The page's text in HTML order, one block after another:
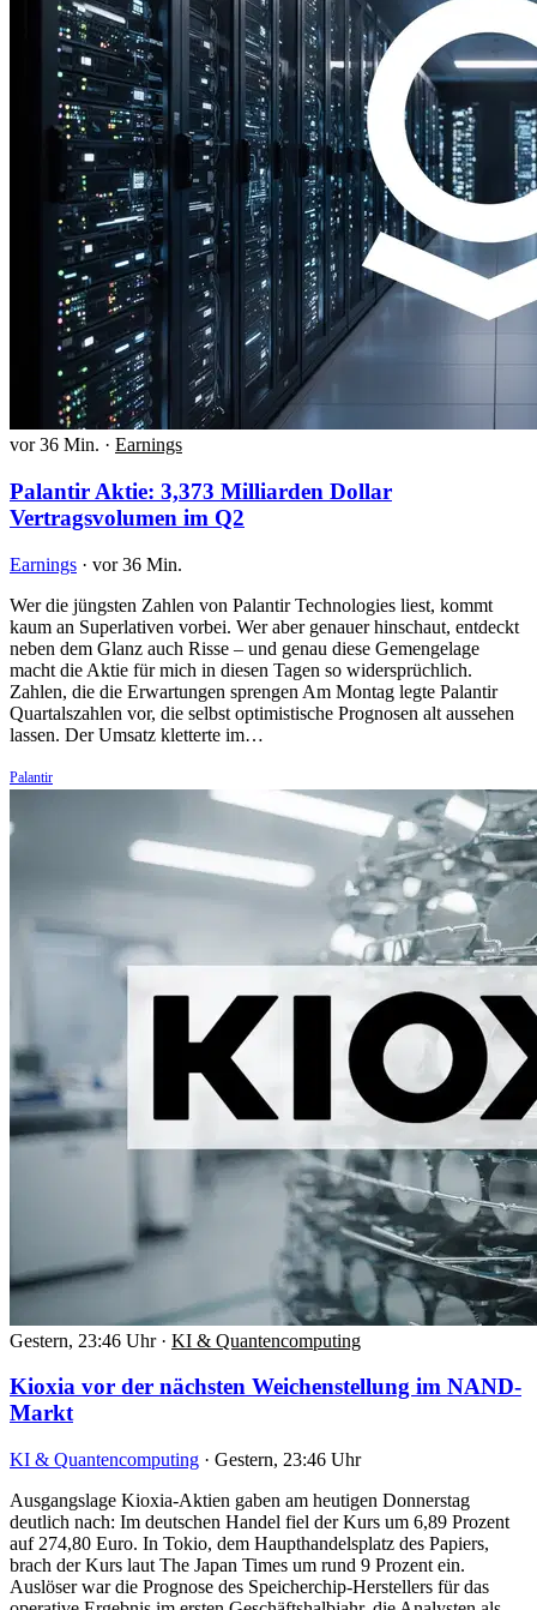
vor 36 Min. · Earnings
Palantir Aktie: 3,373 Milliarden Dollar
Vertragsvolumen im Q2
Earnings · vor 36 Min.
Wer die jüngsten Zahlen von Palantir Technologies liest, kommt
kaum an Superlativen vorbei. Wer aber genauer hinschaut, entdeckt
neben dem Glanz auch Risse – und genau diese Gemengelage
macht die Aktie für mich in diesen Tagen so widersprüchlich.
Zahlen, die die Erwartungen sprengen Am Montag legte Palantir
Quartalszahlen vor, die selbst optimistische Prognosen alt aussehen
lassen. Der Umsatz kletterte im…
Palantir
Gestern, 23:46 Uhr · KI & Quantencomputing
Kioxia vor der nächsten Weichenstellung im NAND-
Markt
KI & Quantencomputing · Gestern, 23:46 Uhr
Ausgangslage Kioxia-Aktien gaben am heutigen Donnerstag
deutlich nach: Im deutschen Handel fiel der Kurs um 6,89 Prozent
auf 274,80 Euro. In Tokio, dem Haupthandelsplatz des Papiers,
brach der Kurs laut The Japan Times um rund 9 Prozent ein.
Auslöser war die Prognose des Speicherchip-Herstellers für das